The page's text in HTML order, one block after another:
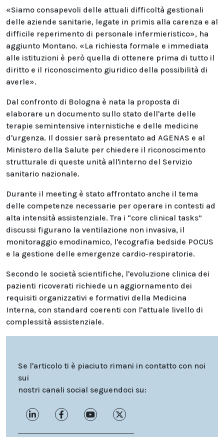
«Siamo consapevoli delle attuali difficoltà gestionali
delle aziende sanitarie, legate in primis alla carenza e al
difficile reperimento di personale infermieristico», ha
aggiunto Montano. «La richiesta formale e immediata
alle istituzioni è però quella di ottenere prima di tutto il
diritto e il riconoscimento giuridico della possibilità di
averle».
Dal confronto di Bologna è nata la proposta di
elaborare un documento sullo stato dell'arte delle
terapie semintensive internistiche e delle medicine
d'urgenza. Il dossier sarà presentato ad AGENAS e al
Ministero della Salute per chiedere il riconoscimento
strutturale di queste unità all'interno del Servizio
sanitario nazionale.
Durante il meeting è stato affrontato anche il tema
delle competenze necessarie per operare in contesti ad
alta intensità assistenziale. Tra i “core clinical tasks”
discussi figurano la ventilazione non invasiva, il
monitoraggio emodinamico, l'ecografia bedside POCUS
e la gestione delle emergenze cardio-respiratorie.
Secondo le società scientifiche, l'evoluzione clinica dei
pazienti ricoverati richiede un aggiornamento dei
requisiti organizzativi e formativi della Medicina
Interna, con standard coerenti con l'attuale livello di
complessità assistenziale.
Se l'articolo ti è piaciuto rimani in contatto con noi
sui
nostri canali social seguendoci su: